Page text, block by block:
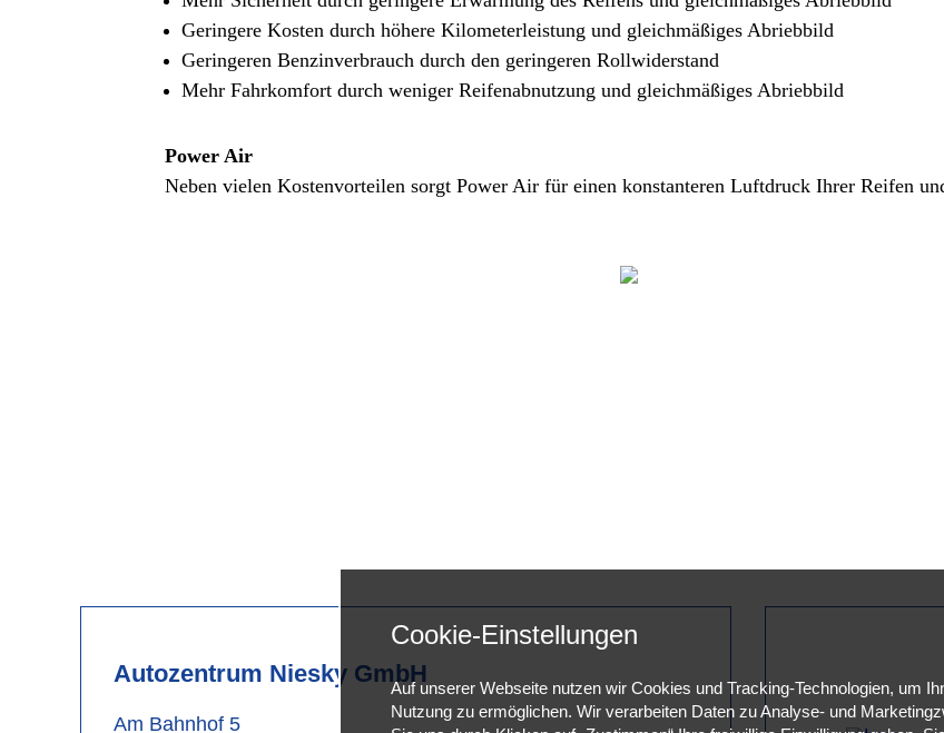
Geringere Kosten durch höhere Kilometerleistung und gleichmäßiges Abriebbild
Geringeren Benzinverbrauch durch den geringeren Rollwiderstand
Mehr Fahrkomfort durch weniger Reifenabnutzung und gleichmäßiges Abriebbild
Power Air
Neben vielen Kostenvorteilen sorgt Power Air für einen konstanteren Luftdruck Ihrer Reifen
Autozentrum Niesky GmbH
Am Bahnhof 5
Cookie-Einstellungen
Auf unserer Webseite nutzen wir Cookies und Tracking-Technologien, um
Nutzung zu ermöglichen. Wir verarbeiten Daten zu Analyse- und